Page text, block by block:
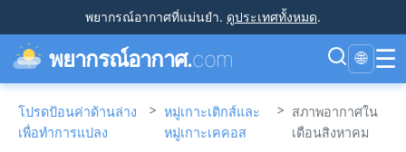
พยากรณ์อากาศที่แม่นยำ. ดูประเทศทั้งหมด.
พยากรณ์อากาศ.com 🌐 ☰
โปรดป้อนค่าด้านล่าง
เพื่อทำการแปลง
> หมู่เกาะเติกส์และ
หมู่เกาะเคคอส
> สภาพอากาศใน
เดือนสิงหาคม